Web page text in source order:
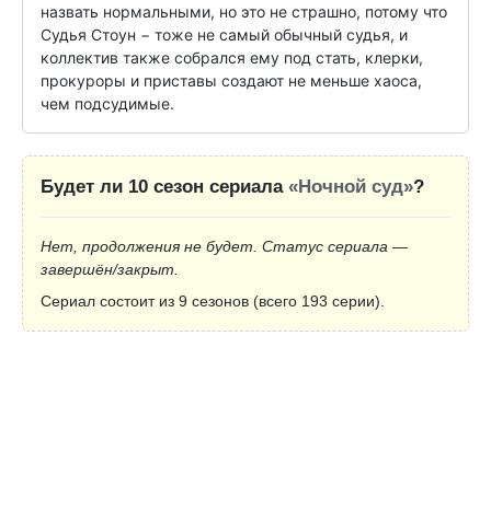
назвать нормальными, но это не страшно, потому что
Судья Стоун − тоже не самый обычный судья, и
коллектив также собрался ему под стать, клерки,
прокуроры и приставы создают не меньше хаоса,
чем подсудимые.
Будет ли 10 сезон сериала «Ночной суд»?
Нет, продолжения не будет. Статус сериала —
завершён/закрыт.
Сериал состоит из 9 сезонов (всего 193 серии).